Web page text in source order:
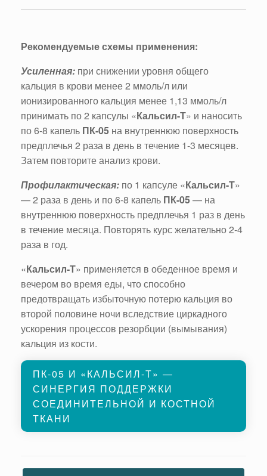
Рекомендуемые схемы применения:
Усиленная: при снижении уровня общего
кальция в крови менее 2 ммоль/л или
ионизированного кальция менее 1,13 ммоль/л
принимать по 2 капсулы «Кальсил-Т» и наносить
по 6-8 капель ПК-05 на внутреннюю поверхность
предплечья 2 раза в день в течение 1-3 месяцев.
Затем повторите анализ крови.
Профилактическая: по 1 капсуле «Кальсил-Т»
— 2 раза в день и по 6-8 капель ПК-05— на
внутреннюю поверхность предплечья 1 раз в день
в течение месяца. Повторять курс желательно 2-4
раза в год.
«Кальсил-Т» применяется в обеденное время и
вечером во время еды, что способно
предотвращать избыточную потерю кальция во
второй половине ночи вследствие циркадного
ускорения процессов резорбции (вымывания)
кальция из кости.
ПК-05 И «КАЛЬСИЛ-Т» —
СИНЕРГИЯ ПОДДЕРЖКИ
СОЕДИНИТЕЛЬНОЙ И КОСТНОЙ
ТКАНИ